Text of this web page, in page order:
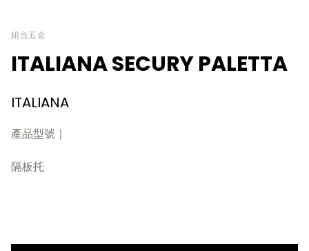
組合五金
ITALIANA SECURY PALETTA
ITALIANA
產品型號｜
隔板托